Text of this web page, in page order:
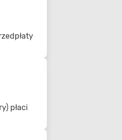
płaci